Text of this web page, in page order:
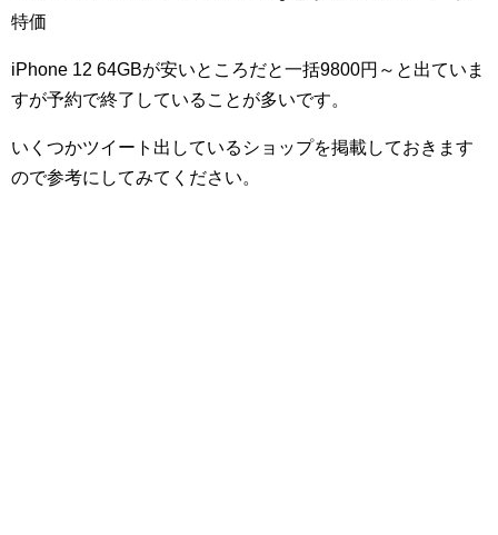
特価
iPhone 12 64GBが安いところだと一括9800円～と出ていま
すが予約で終了していることが多いです。
いくつかツイート出しているショップを掲載しておきます
ので参考にしてみてください。